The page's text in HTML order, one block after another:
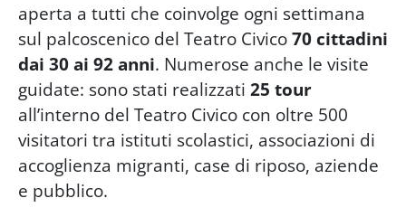
aperta a tutti che coinvolge ogni settimana
sul palcoscenico del Teatro Civico70 cittadini
dai 30 ai 92 anni. Numerose anche le visite
guidate: sono stati realizzati 25 tour
all’interno del Teatro Civico con oltre 500
visitatori tra istituti scolastici, associazioni di
accoglienza migranti, case di riposo, aziende
e pubblico.